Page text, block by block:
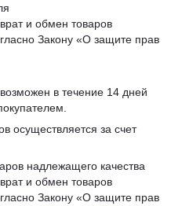
и обмен товаров
Закону «О защите прав
в течение 14 дней
осуществляется за счет
надлежащего качества
и обмен товаров
Закону «О защите прав